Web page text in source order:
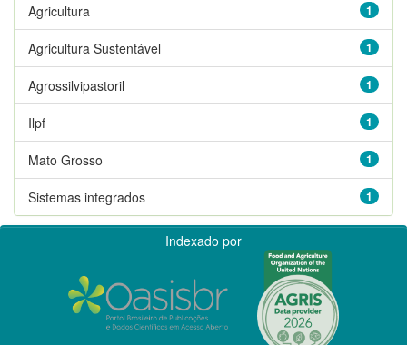
1
Agricultura
1
Agricultura Sustentável
1
Agrossilvipastoril
1
Ilpf
1
Mato Grosso
1
Sistemas integrados
Indexado por